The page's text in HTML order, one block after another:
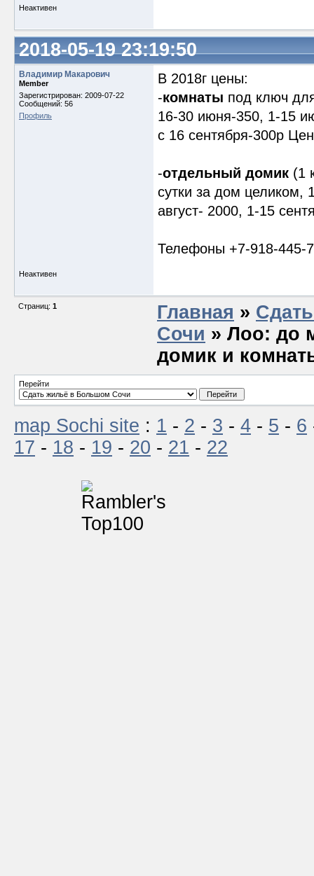
Неактивен
2018-05-19 23:19:50
Владимир Макарович
Member
Зарегистрирован: 2009-07-22
Сообщений: 56
Профиль
В 2018г цены:
-комнаты под ключ
16-30 июня-350, 1-15
с 16 сентября-300р
-отдельный домик (1
сутки за дом
август- 2000, 1-15
Телефоны +7-918-445-
Неактивен
Страниц: 1 Главная »
Сочи » Лоо: до
домик и
Перейти
map Sochi site : 1 - 2 - 3 - 4 - 5 - 6
17 - 18 - 19 - 20 - 21 - 22